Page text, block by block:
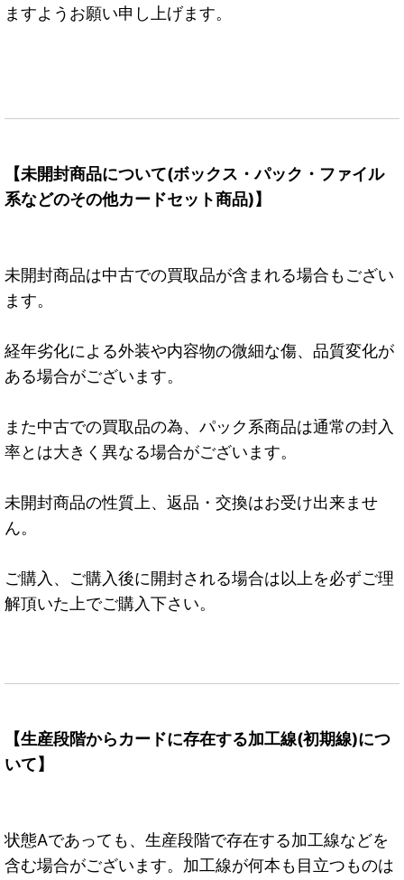
ますようお願い申し上げます。
【未開封商品について(ボックス・パック・ファイル
系などのその他カードセット商品)】
未開封商品は中古での買取品が含まれる場合もござい
ます。
経年劣化による外装や内容物の微細な傷、品質変化が
ある場合がございます。
また中古での買取品の為、パック系商品は通常の封入
率とは大きく異なる場合がございます。
未開封商品の性質上、返品・交換はお受け出来ませ
ん。
ご購入、ご購入後に開封される場合は以上を必ずご理
解頂いた上でご購入下さい。
【生産段階からカードに存在する加工線(初期線)につ
いて】
状態Aであっても、生産段階で存在する加工線などを
含む場合がございます。加工線が何本も目立つものは